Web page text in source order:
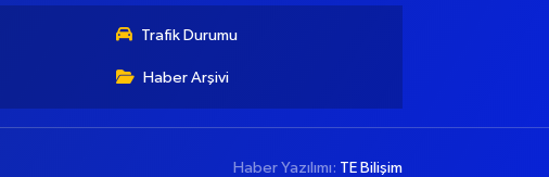
Trafik Durumu
Haber Arşivi
Haber Yazılımı: TE Bilişim